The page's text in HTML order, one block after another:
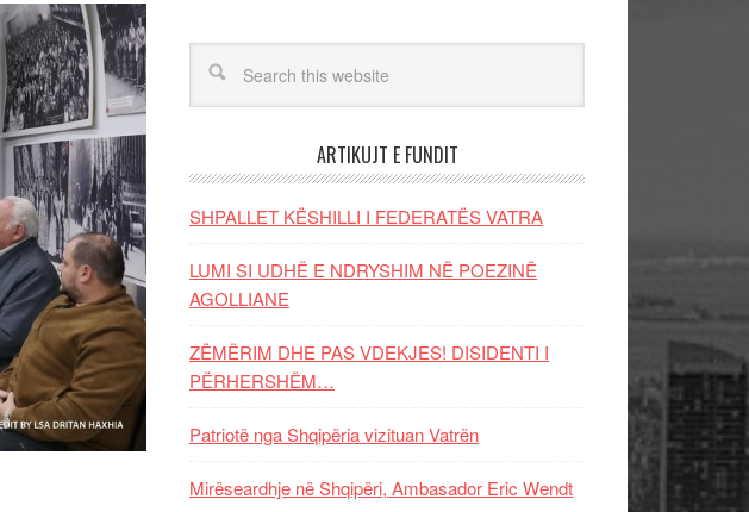
ARTIKUJT E FUNDIT
SHPALLET KËSHILLI I FEDERATËS VATRA
LUMI SI UDHË E NDRYSHIM NË POEZINË
AGOLLIANE
ZËMËRIM DHE PAS VDEKJES! DISIDENTI I
PËRHERSHËM…
Patriotë nga Shqipëria vizituan Vatrën
Mirëseardhje në Shqipëri, Ambasador Eric Wendt